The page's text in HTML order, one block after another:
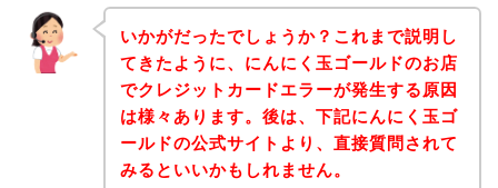
いかがだったでしょうか？これまで説明し
てきたように、にんにく玉ゴールドのお店
でクレジットカードエラーが発生する原因
は様々あります。後は、下記にんにく玉ゴ
ールドの公式サイトより、直接質問されて
みるといいかもしれません。